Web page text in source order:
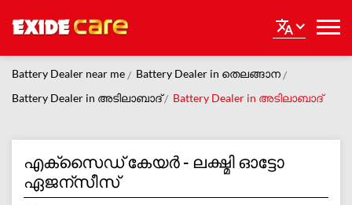
Battery Dealer near me
Battery Dealer in തെലങ്ങാന
Battery Dealer in അടിലാബാദ്
Battery Dealer in അടിലാബാദ്
എക്സൈഡ് കേയർ - ലക്ഷ്മി ഓട്ടോ
ഏജന്സീസ്